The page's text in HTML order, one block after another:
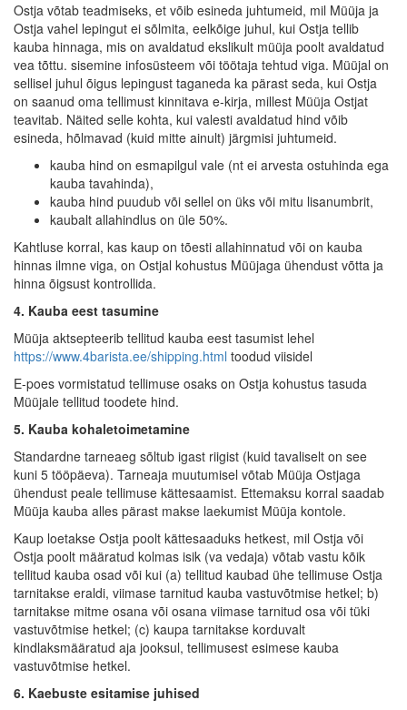
Ostja võtab teadmiseks, et võib esineda juhtumeid, mil Müüja ja
Ostja vahel lepingut ei sõlmita, eelkõige juhul, kui Ostja tellib
kauba hinnaga, mis on avaldatud ekslikult müüja poolt avaldatud
vea tõttu. sisemine infosüsteem või töötaja tehtud viga. Müüjal on
sellisel juhul õigus lepingust taganeda ka pärast seda, kui Ostja
on saanud oma tellimust kinnitava e-kirja, millest Müüja Ostjat
teavitab. Näited selle kohta, kui valesti avaldatud hind võib
esineda, hõlmavad (kuid mitte ainult) järgmisi juhtumeid.
kauba hind on esmapilgul vale (nt ei arvesta ostuhinda ega
kauba tavahinda),
kauba hind puudub või sellel on üks või mitu lisanumbrit,
kaubalt allahindlus on üle 50%.
Kahtluse korral, kas kaup on tõesti allahinnatud või on kauba
hinnas ilmne viga, on Ostjal kohustus Müüjaga ühendust võtta ja
hinna õigsust kontrollida.
4. Kauba eest tasumine
Müüja aktsepteerib tellitud kauba eest tasumist lehel
https://www.4barista.ee/shipping.html toodud viisidel
E-poes vormistatud tellimuse osaks on Ostja kohustus tasuda
Müüjale tellitud toodete hind.
5. Kauba kohaletoimetamine
Standardne tarneaeg sõltub igast riigist (kuid tavaliselt on see
kuni 5 tööpäeva). Tarneaja muutumisel võtab Müüja Ostjaga
ühendust peale tellimuse kättesaamist. Ettemaksu korral saadab
Müüja kauba alles pärast makse laekumist Müüja kontole.
Kaup loetakse Ostja poolt kättesaaduks hetkest, mil Ostja või
Ostja poolt määratud kolmas isik (va vedaja) võtab vastu kõik
tellitud kauba osad või kui (a) tellitud kaubad ühe tellimuse Ostja
tarnitakse eraldi, viimase tarnitud kauba vastuvõtmise hetkel; b)
tarnitakse mitme osana või osana viimase tarnitud osa või tüki
vastuvõtmise hetkel; (c) kaupa tarnitakse korduvalt
kindlaksmääratud aja jooksul, tellimusest esimese kauba
vastuvõtmise hetkel.
6. Kaebuste esitamise juhised